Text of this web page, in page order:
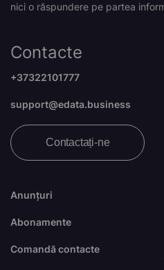
nici o răspundere pe partea
Anunțuri
Abonamente
Comandă contacte
Contacte
+37322101777
support@edata.business
Contactați-ne